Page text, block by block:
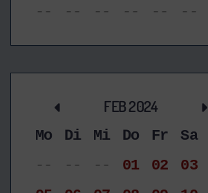
--
-- -- -- -- --
FEB 2024
Mo Di Mi Do Fr Sa
--
-- -- 01 02 03